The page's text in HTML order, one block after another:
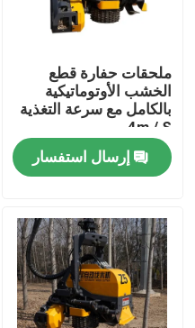
اتصل بنا
أخبار
Hightop Mini Excavator
حفر هيدروليكي صغير
ملحقات حفارة قطع
الخشب الأوتوماتيكية
بالكامل مع سرعة التغذية
4m / S.
إرسال استفسار